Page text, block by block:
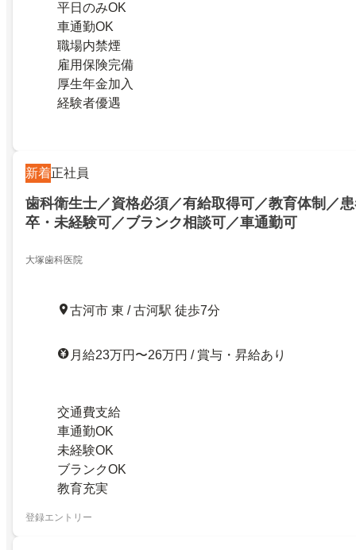
平日のみOK
車通勤OK
職場内禁煙
雇用保険完備
厚生年金加入
経験者優遇
新着正社員
歯科衛生士／資格必須／有給取得可／教育体制／
卒・未経験可／ブランク相談可／車通勤可
大塚歯科医院
古河市 東 / 古河駅 徒歩7分
月給23万円〜26万円 / 賞与・昇給あり
交通費支給
車通勤OK
未経験OK
ブランクOK
教育充実
登録エントリー